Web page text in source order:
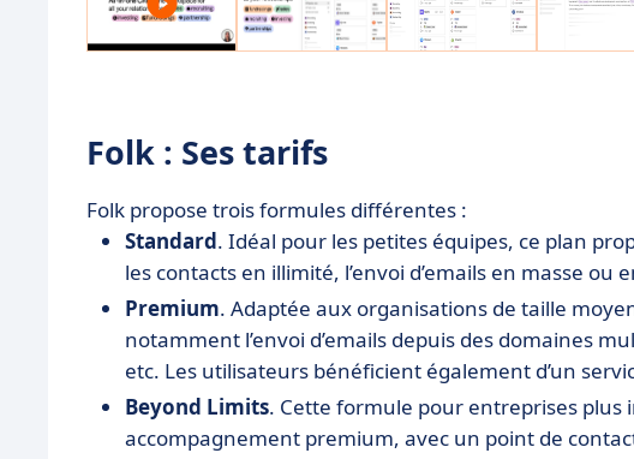
Folk : Ses tarifs
Folk propose trois formules différentes :
Standard. Idéal pour les petites équipes, ce plan
les contacts en illimité, l’envoi d’emails en masse
Premium. Adaptée aux organisations de taille
notamment l’envoi d’emails depuis des domaines
etc. Les utilisateurs bénéficient également d’un
Beyond Limits. Cette formule pour entreprises
accompagnement premium, avec un point de